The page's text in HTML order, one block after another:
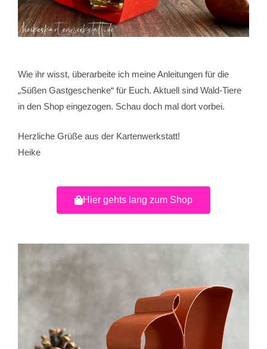
Wie ihr wisst, überarbeite ich meine Anleitungen für die
„Süßen Gastgeschenke“ für Euch. Aktuell sind Wald-Tiere
in den Shop eingezogen. Schau doch mal dort vorbei.
Herzliche Grüße aus der Kartenwerkstatt!
Heike
Hier gehts lang zum Shop